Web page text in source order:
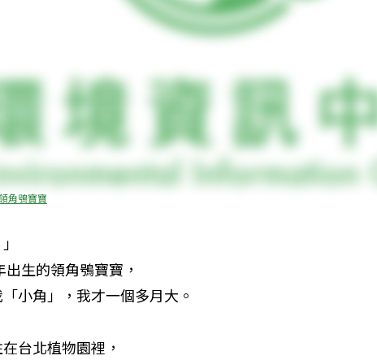
角鴞寶寶
生的領角鴞寶寶，
小角」，我才一個多月大。
台北植物園裡，